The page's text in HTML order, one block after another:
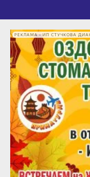
РЕКЛАМА • ИП СТУЧКОВА